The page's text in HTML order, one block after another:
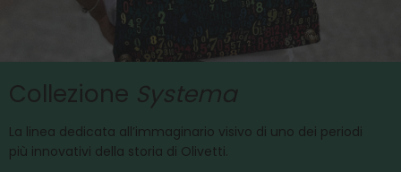
Collezione Systema
La linea dedicata all’immaginario visivo di uno dei periodi
più innovativi della storia di Olivetti.